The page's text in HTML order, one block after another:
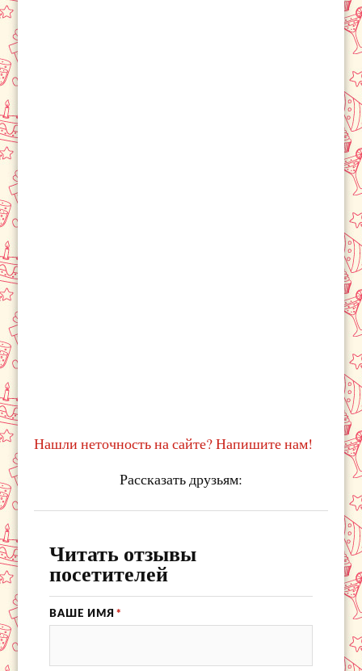
Нашли неточность на сайте? Напишите нам!
Рассказать друзьям:
Читать отзывы
посетителей
ВАШЕ ИМЯ *